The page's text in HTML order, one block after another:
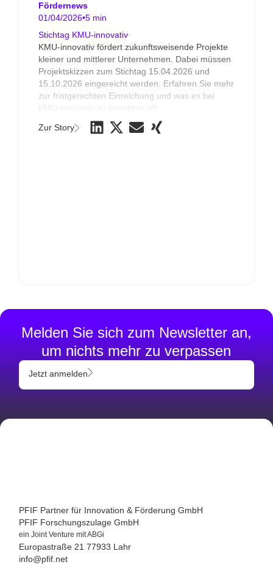
Fördernews
01/04/2026•5 min
Stichtag KMU-innovativ
KMU-innovativ fördert zukunftsweisende Projekte
kleiner und mittlerer Unternehmen. Dabei müssen
Projektskizzen zum Stichtag 15.04.2026 und
15.10.2026 eingereicht werden. Erfahren Sie mehr
zur fristgerechten Einreichung und was es bei
KMU-innovativ zu beachten gilt.
Zur Story
Melden Sie sich zum Newsletter an,
um nichts mehr zu verpassen
Jetzt anmelden
PFIF Partner für Innovation & Förderung GmbH
PFIF Forschungszulage GmbH
ein Joint Venture mit ABGi
Europastraße 2177933 Lahr
info@pfif.net